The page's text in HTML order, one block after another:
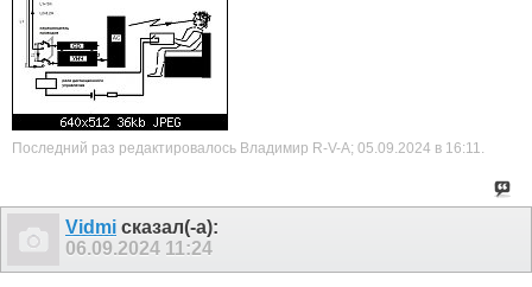
Последний раз редактировалось Владимир R-V-A; 05.09.2024 в 16:11
Vidmi сказал(-а):
06.09.2024 11:24